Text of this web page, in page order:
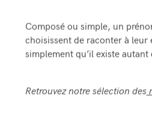
Composé ou simple, un
choisissent de raconter à
simplement qu’il existe
Retrouvez notre sélection des